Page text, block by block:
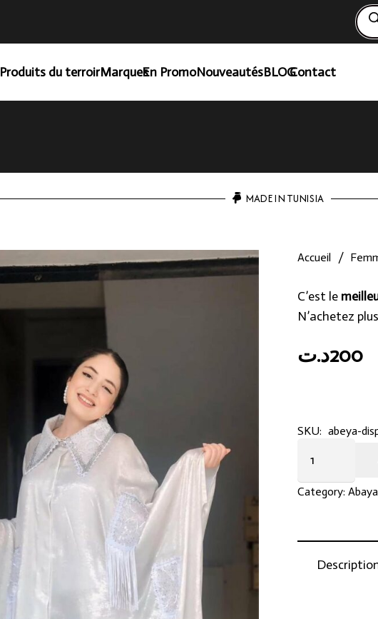
de
Produits du terroirMarquesEn PromoNouveautésBLOGContact
MADE IN TUNISIA
Accueil /
C’est le
N’achetez
200د.ت
SKU: abeya-
quantity
Category: